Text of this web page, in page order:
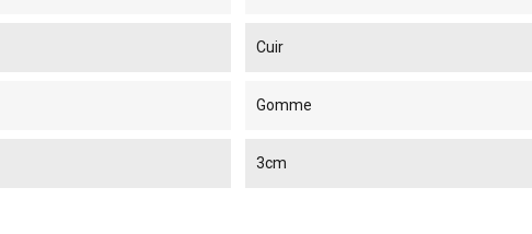
Cuir
Gomme
3cm